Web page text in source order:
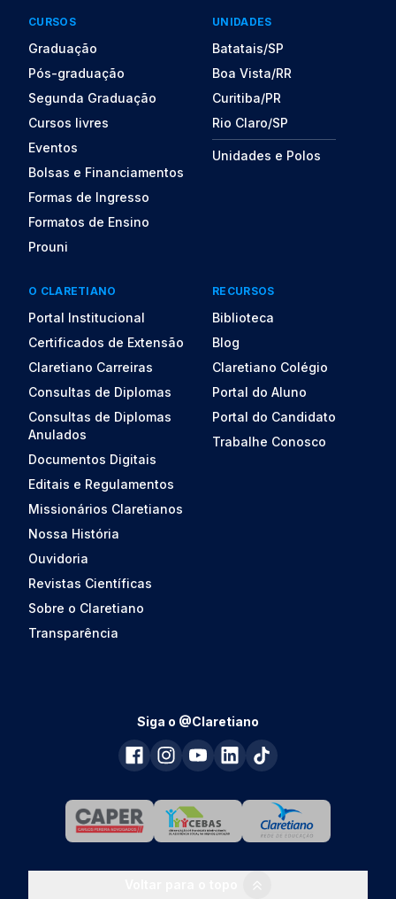
CURSOS
Graduação
Pós-graduação
Segunda Graduação
Cursos livres
Eventos
Bolsas e Financiamentos
Formas de Ingresso
Formatos de Ensino
Prouni
O CLARETIANO
Portal Institucional
Certificados de Extensão
Claretiano Carreiras
Consultas de Diplomas
Consultas de Diplomas
Anulados
Documentos Digitais
Editais e Regulamentos
Missionários Claretianos
Nossa História
Ouvidoria
Revistas Científicas
Sobre o Claretiano
Transparência
UNIDADES
Batatais/SP
Boa Vista/RR
Curitiba/PR
Rio Claro/SP
Unidades e Polos
RECURSOS
Biblioteca
Blog
Claretiano Colégio
Portal do Aluno
Portal do Candidato
Trabalhe Conosco
Siga o @Claretiano